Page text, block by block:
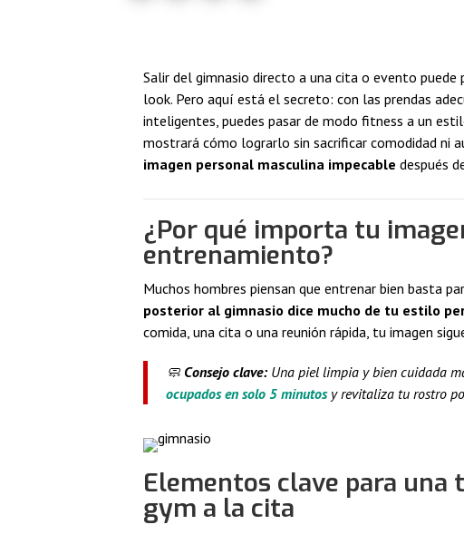
Salir del gimnasio directo a una cita o evento
look. Pero aquí está el secreto: con las prendas
inteligentes, puedes pasar de modo fitness a un
mostrará cómo lograrlo sin sacrificar comodidad ni
imagen personal masculina impecable después
¿Por qué importa tu
entrenamiento?
Muchos hombres piensan que entrenar bien basta
posterior al gimnasio dice mucho de tu estilo
comida, una cita o una reunión rápida, tu imagen
🧼 Consejo clave:Una piel limpia y bien cuidada
ocupados en solo 5 minutosy revitaliza tu rostro
Elementos clave para una
gym a la cita